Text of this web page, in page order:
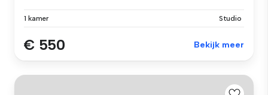
1 kamer Studio
€ 550 Bekijk meer